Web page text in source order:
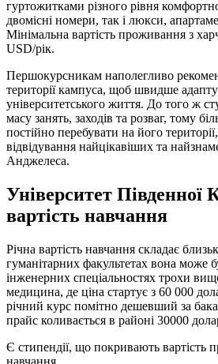
гуртожитками різного рівня
двомісні номери, так і люкси,
Мінімальна вартість проживання з
USD/рік.
Першокурсникам наполегливо
території кампуса, щоб швидше
університетського життя. До того ж
масу занять, заходів та розваг, тому
постійно перебувати на його
відвідування найцікавіших та
Анджелеса.
Університет Південної
вартість навчання
Річна вартість навчання складає
гуманітарних факультетах вона може
інженерних спеціальностях трохи
медицина, де ціна стартує з 60 000
річний курс помітно дешевший за
прайс коливається в районі 30000
Є стипендії, що покривають вартість
навчання.